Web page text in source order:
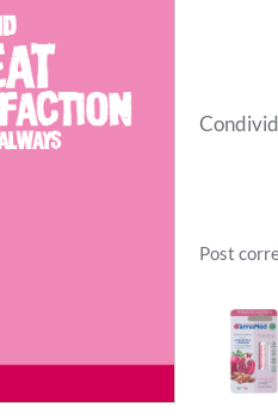
Post
esporta
la linea
Farma